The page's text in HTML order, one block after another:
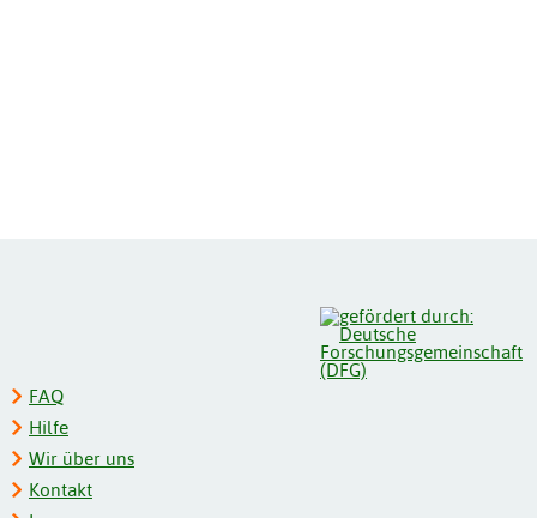
FAQ
Hilfe
Wir über uns
Kontakt